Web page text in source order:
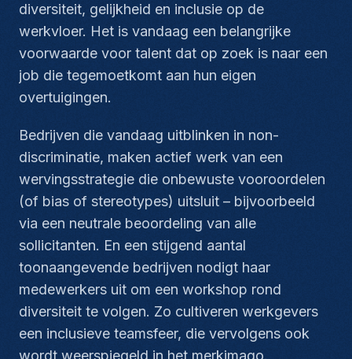
diversiteit, gelijkheid en inclusie op de
werkvloer. Het is vandaag een belangrijke
voorwaarde voor talent dat op zoek is naar een
job die tegemoetkomt aan hun eigen
overtuigingen.
Bedrijven die vandaag uitblinken in non-
discriminatie, maken actief werk van een
wervingsstrategie die onbewuste vooroordelen
(of bias of stereotypes) uitsluit – bijvoorbeeld
via een neutrale beoordeling van alle
sollicitanten. En een stijgend aantal
toonaangevende bedrijven nodigt haar
medewerkers uit om een workshop rond
diversiteit te volgen. Zo cultiveren werkgevers
een inclusieve teamsfeer, die vervolgens ook
wordt weerspiegeld in het merkimago.